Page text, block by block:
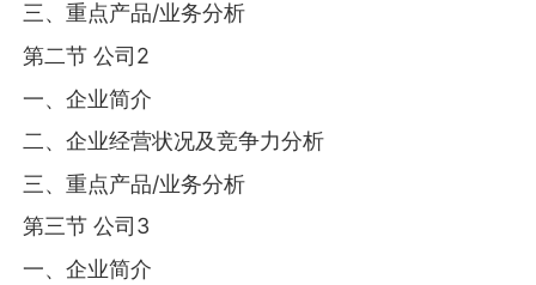
三、重点产品/业务分析
第二节 公司2
一、企业简介
二、企业经营状况及竞争力分析
三、重点产品/业务分析
第三节 公司3
一、企业简介